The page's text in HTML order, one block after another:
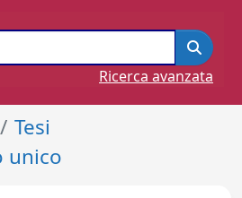
Ricerca avanzata
Tesi
unico